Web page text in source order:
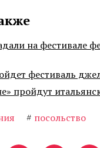
на фестивале
фестиваль
пройдут
# посольство